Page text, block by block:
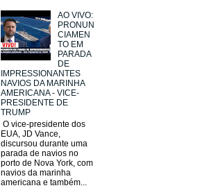
AO VIVO:
PRONUN
CIAMEN
TO EM
PARADA
DE
IMPRESSIONANTES
NAVIOS DA MARINHA
AMERICANA - VICE-
PRESIDENTE DE
TRUMP
O vice-presidente dos
EUA, JD Vance,
discursou durante uma
parada de navios no
porto de Nova York, com
navios da marinha
americana e também...